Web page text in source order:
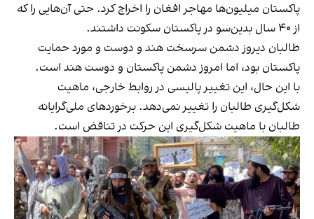
پاکستان میلیون‌ها مهاجر افغان را اخراج کرد. حتی آن‌هایی‌ را که
از ۴۰ سال بدین‌سو در پاکستان سکونت داشتند.
طالبان دیروز دشمن سرسخت هند و دوست و مورد حمایت
پاکستان بود، اما امروز دشمن پاکستان و دوست هند است.
با این حال، این تغییر پالیسی در روابط خارجی، ماهیت
شکل‌گیری طالبان را تغییر نمی‌دهد. برخوردهای ملی‌گرایانه
طالبان با ماهیت شکل‌گیری این حرکت در تناقض است.